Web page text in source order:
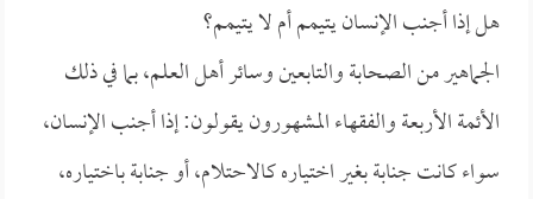
هل إذا أجنب الإنسان يتيمم أم لا يتيمم؟
الجماهير من الصحابة والتابعين وسائر أهل العلم، بما في ذلك
الأئمة الأربعة والفقهاء المشهورون يقولون: إذا أجنب الإنسان،
سواء كانت جنابة بغير اختياره كالاحتلام، أو جنابة باختياره،